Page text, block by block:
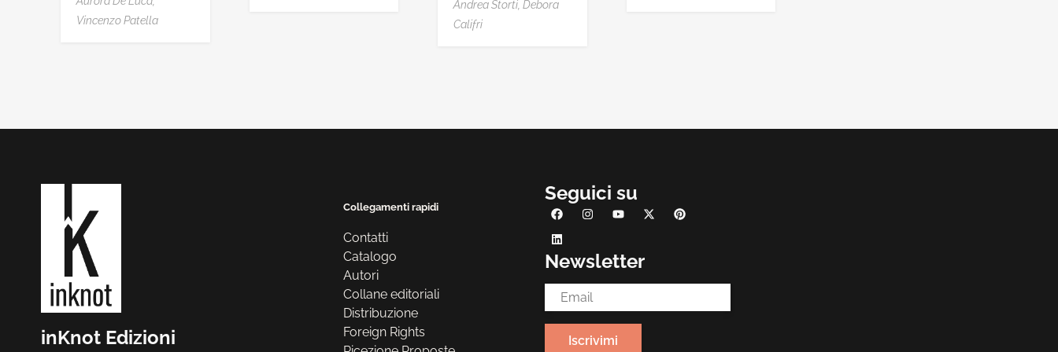
Vincenzo Patella
Andrea Storti, Debora
Califri
inKnot Edizioni
Collegamenti rapidi
Contatti
Catalogo
Autori
Collane editoriali
Distribuzione
Foreign Rights
Seguici su
Newsletter
Email Address*